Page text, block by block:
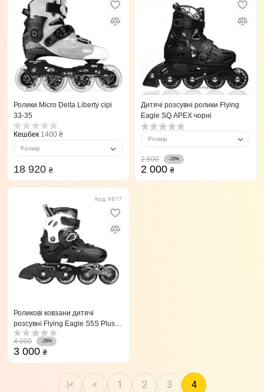
Ролики Micro Delta Liberty сірі
33-35
Кешбек 1400 ₴
Розмір
18 920 ₴
Дитячі розсувні ролики Flying
Eagle SQ APEX чорні
Розмір
2 600 -23%
2 000 ₴
Код: 9817
Роликові ковзани дитячі
розсувні Flying Eagle S5S Plus
чорні 28-32
4 000
-25%
3 000 ₴
|< < 1 2 3 4